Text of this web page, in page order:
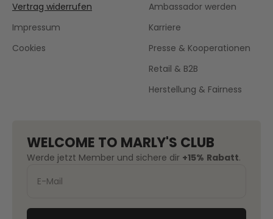
Vertrag widerrufen
Impressum
Cookies
Ambassador werden
Karriere
Presse & Kooperationen
Retail & B2B
Herstellung & Fairness
WELCOME TO MARLY'S CLUB
Werde jetzt Member und sichere dir +15% Rabatt.